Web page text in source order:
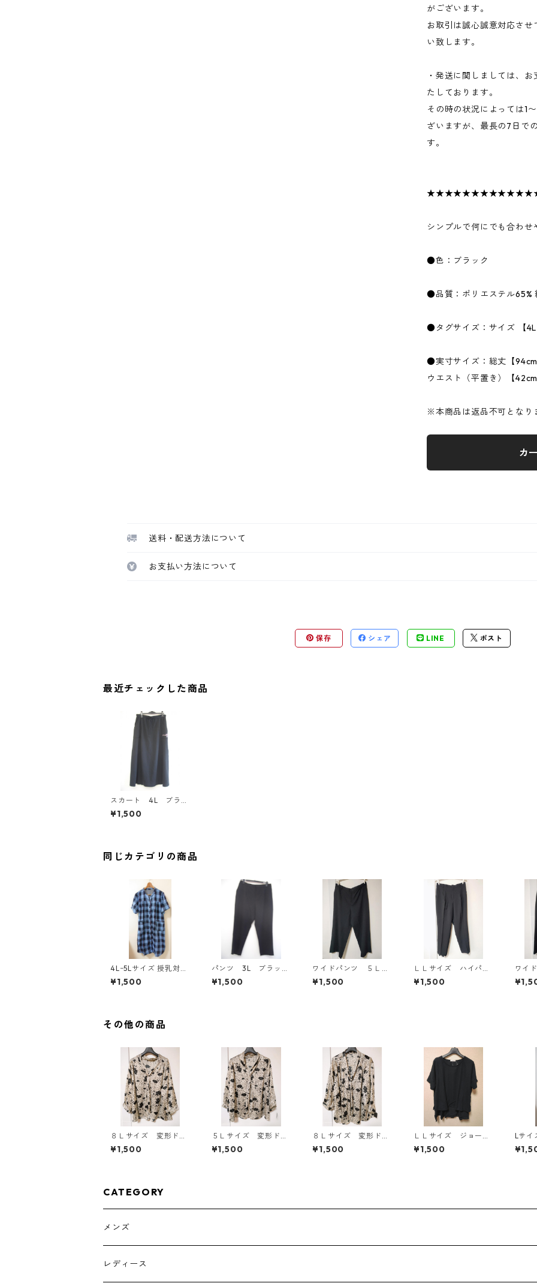
がございます。
お取引は誠心誠意対応さ
い致します。
・発送に関しましては、
たしております。
その時の状況によっては1
ざいますが、最長の7日で
す。
シンプルで何にでも合わ
●色：ブラック
●品質：ポリエステル65%
●タグサイズ：サイズ 【
●実寸サイズ：総丈【
ウエスト（平置き）【
※本商品は返品不可となり
カ
送料・配送方法について
お支払い方法について
保存 シェア LINE ポスト
最近チェックした商品
スカート 4L ブラッ
ク IY-3550
¥1,500
同じカテゴリの商品
4Lｰ5Lサイズ 授乳対応
チェック柄 半袖ルーム
ウェア マタニティ ブ
¥1,500
パンツ 3L ブラッ
ク IY-4525
¥1,500
ワイドパンツ ５Ｌ
ブラック KAE-4725
¥1,500
ＬＬサイズ ハイパー
ストレッチ センター
プレスパンツ ブラッ
¥1,500
ワイ
ブラ
その他の商品
８Ｌサイズ 変形ドッ
ト 花柄 ボウタイブ
ラウス オフホワイ
¥1,500
５Ｌサイズ 変形ドッ
ト 花柄 ボウタイブ
ラウス オフホワイ
¥1,500
８Ｌサイズ 変形ドッ
ト 花柄 ボウタイブ
ラウス オフホワイ
¥1,500
ＬＬサイズ ジョーゼ
ット レイヤード風プ
ルオーバー ブラッ
¥1,500
Lサイズ 授乳口
イド
ンピ
CATEGORY
メンズ
トップス
レディース